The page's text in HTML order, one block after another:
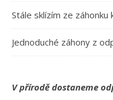
Stále sklízím ze
Jednoduché záhony z
V přírodě dostaneme